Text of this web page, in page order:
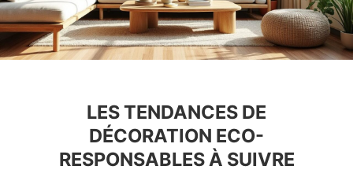
LES TENDANCES DE
DÉCORATION ECO-
RESPONSABLES À SUIVRE